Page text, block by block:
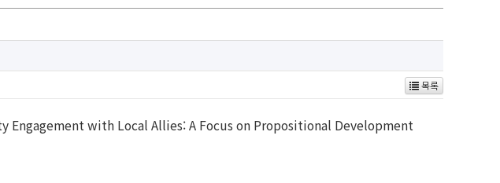
목록
with Local Allies: A Focus on Propositional Development